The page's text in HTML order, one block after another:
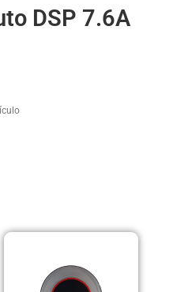
DSP 7.6A